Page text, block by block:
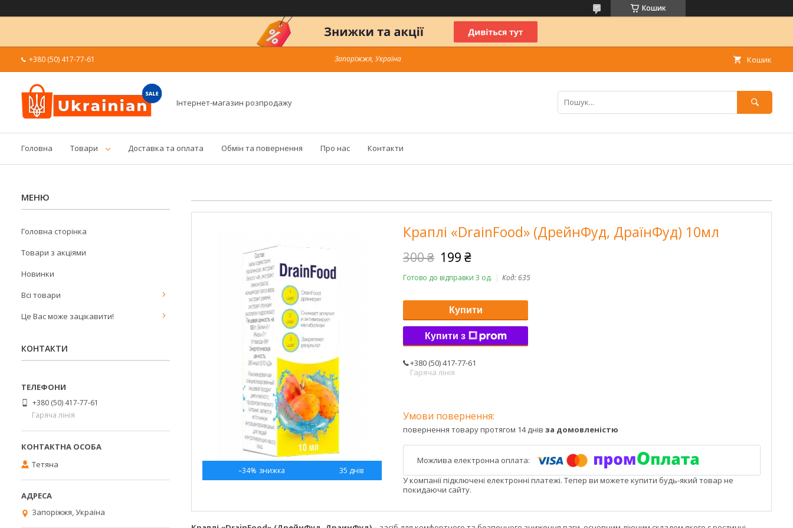
Кошик
+380 (50) 417-77-61 Запоріжжя, Україна Кошик
Інтернет-магазин розпродажу
Головна Товари Доставка та оплата Обмін та повернення Про нас Контакти
–34% 35 днів
Краплі «DrainFood» (ДрейнФуд, ДраїнФуд) 10мл
300 ₴ 199 ₴
Готово до відправки 3 од. Код:635
Купити
Купити з
+380 (50) 417-77-61
Гаряча лінія
повернення товару протягом 14 днів за домовленістю
У компанії підключені електронні платежі. Тепер ви можете купити будь-який товар не
покидаючи сайту.
Головна сторінка
Товари з акціями
Новинки
Всі товари
Це Вас може зацікавити!
КОНТАКТИ
+380 (50) 417-77-61
Гаряча лінія
Тетяна
Запоріжжя, Україна